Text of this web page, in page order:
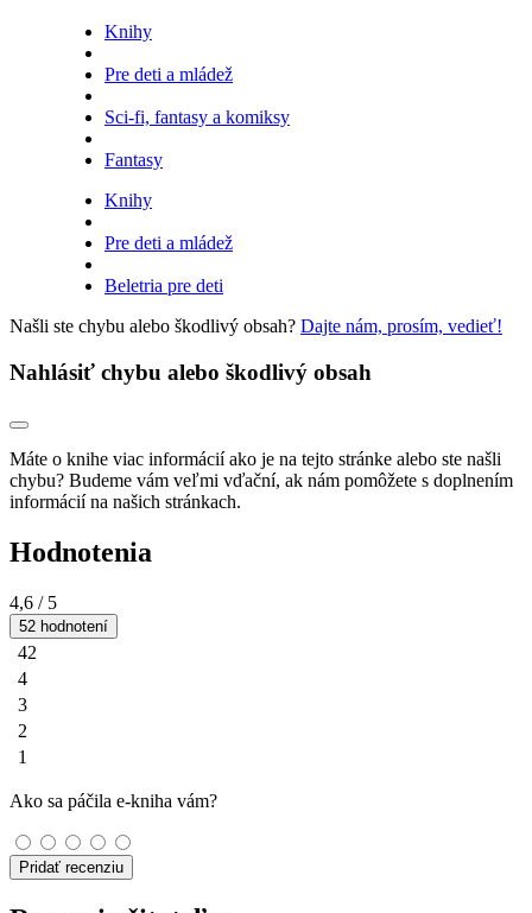
Knihy
Pre deti a mládež
Sci-fi, fantasy a komiksy
Fantasy
Knihy
Pre deti a mládež
Beletria pre deti
Našli ste chybu alebo škodlivý obsah? Dajte nám, prosím, vedieť!
Nahlásiť chybu alebo škodlivý obsah
Máte o knihe viac informácií ako je na tejto stránke alebo ste našli
chybu? Budeme vám veľmi vďační, ak nám pomôžete s doplnením
informácií na našich stránkach.
Hodnotenia
4,6 / 5
52 hodnotení
42
4
3
2
1
Ako sa páčila e-kniha vám?
Pridať recenziu